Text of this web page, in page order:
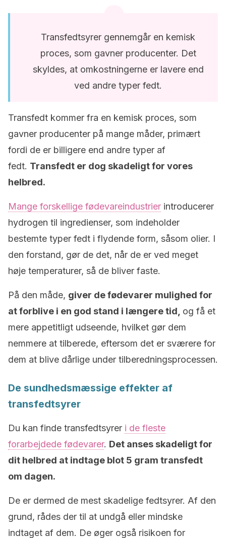
Transfedtsyrer gennemgår en kemisk
proces, som gavner producenter. Det
skyldes, at omkostningerne er lavere end
ved andre typer fedt.
Transfedt kommer fra en kemisk proces, som
gavner producenter på mange måder, primært
fordi de er billigere end andre typer af
fedt. Transfedt er dog skadeligt for vores
helbred.
Mange forskellige fødevareindustrier introducerer
hydrogen til ingredienser, som indeholder
bestemte typer fedt i flydende form, såsom olier. I
den forstand, gør de det, når de er ved meget
høje temperaturer, så de bliver faste.
På den måde, giver de fødevarer mulighed for
at forblive i en god stand i længere tid, og få et
mere appetitligt udseende, hvilket gør dem
nemmere at tilberede, eftersom det er sværere for
dem at blive dårlige under tilberedningsprocessen.
De sundhedsmæssige effekter af
transfedtsyrer
Du kan finde transfedtsyrer i de fleste
forarbejdede fødevarer. Det anses skadeligt for
dit helbred at indtage blot 5 gram transfedt
om dagen.
De er dermed de mest skadelige fedtsyrer. Af den
grund, rådes der til at undgå eller mindske
indtaget af dem. De øger også risikoen for